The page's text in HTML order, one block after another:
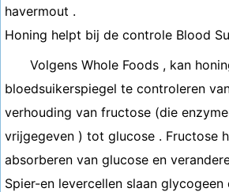
havermout .
Honing helpt bij de controle Blood
Volgens Whole Foods , kan
bloedsuikerspiegel te controleren
verhouding van fructose (die
vrijgegeven ) tot glucose . Fructose
​​absorberen van glucose en
Spier-en levercellen slaan